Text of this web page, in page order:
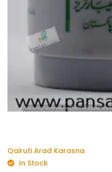
Qairuti Arad Karasna
In Stock